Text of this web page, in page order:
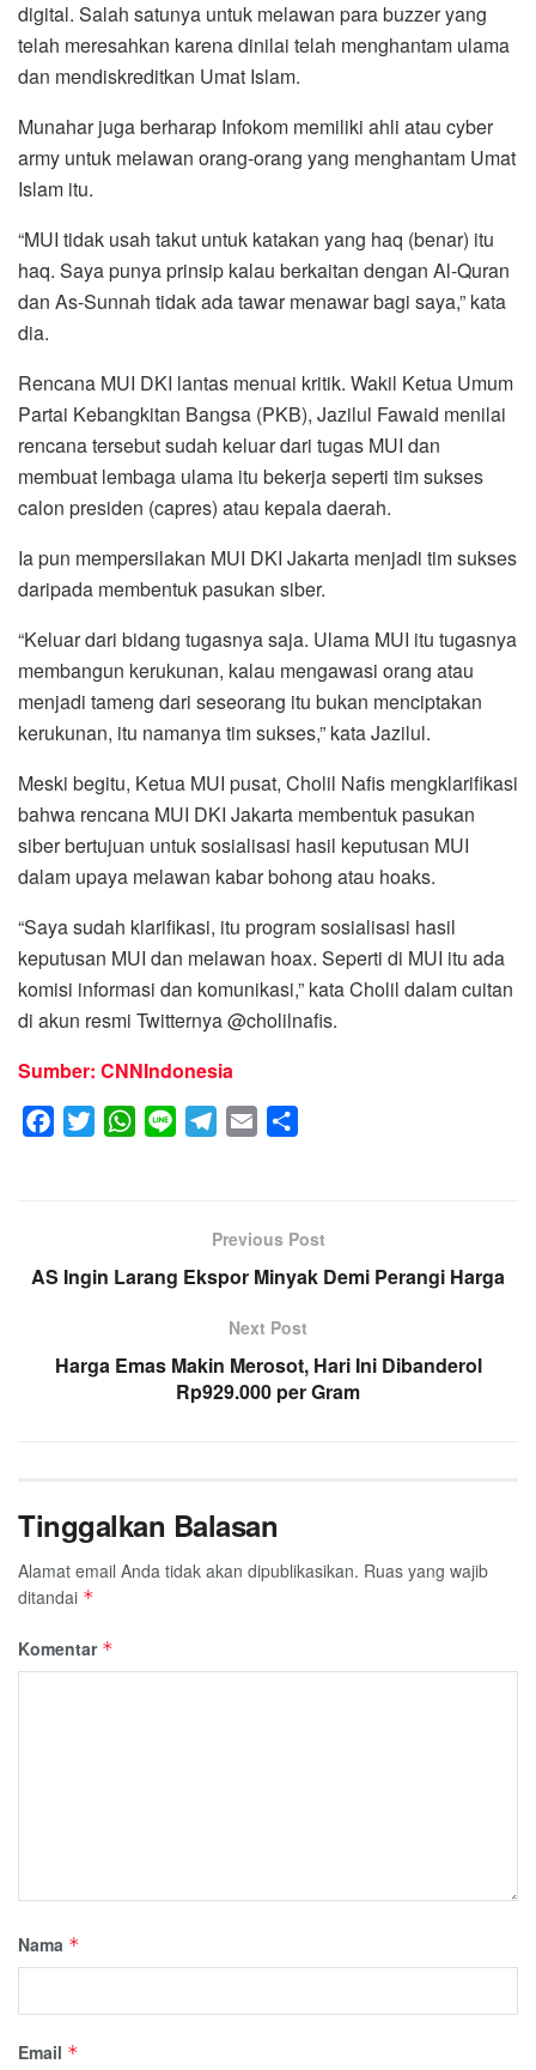
digital. Salah satunya untuk melawan para buzzer yang
telah meresahkan karena dinilai telah menghantam ulama
dan mendiskreditkan Umat Islam.
Munahar juga berharap Infokom memiliki ahli atau cyber
army untuk melawan orang-orang yang menghantam Umat
Islam itu.
“MUI tidak usah takut untuk katakan yang haq (benar) itu
haq. Saya punya prinsip kalau berkaitan dengan Al-Quran
dan As-Sunnah tidak ada tawar menawar bagi saya,” kata
dia.
Rencana MUI DKI lantas menuai kritik. Wakil Ketua Umum
Partai Kebangkitan Bangsa (PKB), Jazilul Fawaid menilai
rencana tersebut sudah keluar dari tugas MUI dan
membuat lembaga ulama itu bekerja seperti tim sukses
calon presiden (capres) atau kepala daerah.
Ia pun mempersilakan MUI DKI Jakarta menjadi tim sukses
daripada membentuk pasukan siber.
“Keluar dari bidang tugasnya saja. Ulama MUI itu tugasnya
membangun kerukunan, kalau mengawasi orang atau
menjadi tameng dari seseorang itu bukan menciptakan
kerukunan, itu namanya tim sukses,” kata Jazilul.
Meski begitu, Ketua MUI pusat, Cholil Nafis mengklarifikasi
bahwa rencana MUI DKI Jakarta membentuk pasukan
siber bertujuan untuk sosialisasi hasil keputusan MUI
dalam upaya melawan kabar bohong atau hoaks.
“Saya sudah klarifikasi, itu program sosialisasi hasil
keputusan MUI dan melawan hoax. Seperti di MUI itu ada
komisi informasi dan komunikasi,” kata Cholil dalam cuitan
di akun resmi Twitternya @cholilnafis.
Sumber: CNNIndonesia
o
e
W
A
g
r
m
l
e
Previous Post
AS Ingin Larang Ekspor Minyak Demi Perangi Harga
Next Post
Harga Emas Makin Merosot, Hari Ini Dibanderol
Rp929.000 per Gram
Tinggalkan Balasan
Alamat email Anda tidak akan dipublikasikan. Ruas yang wajib
ditandai *
Komentar *
Nama *
Email *